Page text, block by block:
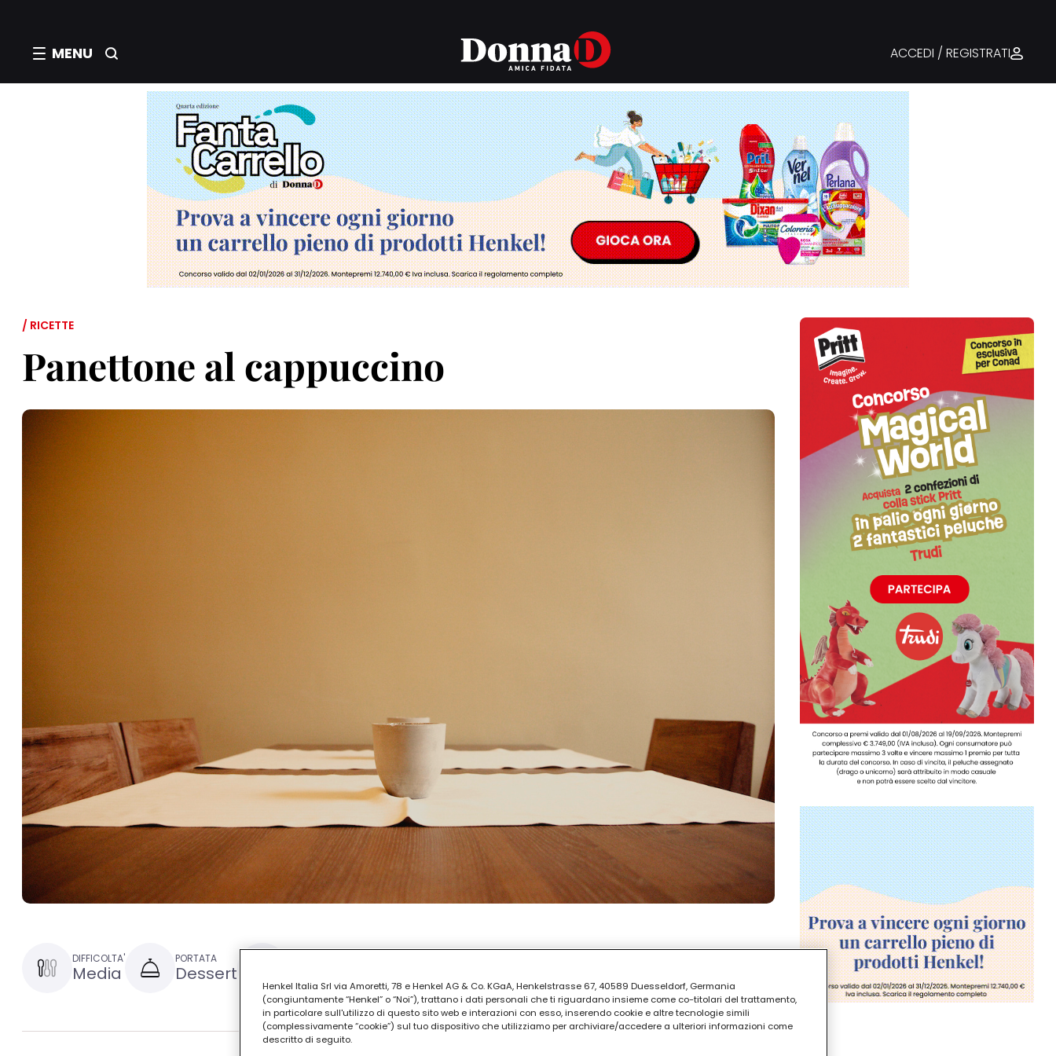
MENU ACCEDI / REGISTRATI
/ RICETTE
Panettone al cappuccino
DIFFICOLTA'
Media
PORTATA
Dessert
Henkel Italia Srl via Amoretti, 78 e Henkel AG & Co. KGaA, Henkelstrasse 67, 40589 Duesseldorf, Germania
(congiuntamente “Henkel” o “Noi”), trattano i dati personali che ti riguardano insieme come co-titolari del trattamento,
in particolare sull'utilizzo di questo sito web e interazioni con esso, inserendo cookie e altre tecnologie simili
(complessivamente “cookie”) sul tuo dispositivo che utilizziamo per archiviare/accedere a ulteriori informazioni come
descritto di seguito.